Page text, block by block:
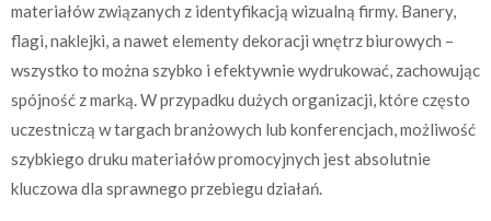
materiałów związanych z identyfikacją wizualną firmy. Banery,
flagi, naklejki, a nawet elementy dekoracji wnętrz biurowych –
wszystko to można szybko i efektywnie wydrukować, zachowując
spójność z marką. W przypadku dużych organizacji, które często
uczestniczą w targach branżowych lub konferencjach, możliwość
szybkiego druku materiałów promocyjnych jest absolutnie
kluczowa dla sprawnego przebiegu działań.